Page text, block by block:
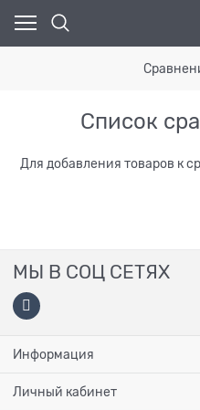
Список
Для добавления товаров к
МЫ В СОЦ СЕТЯХ
Информация
Личный кабинет